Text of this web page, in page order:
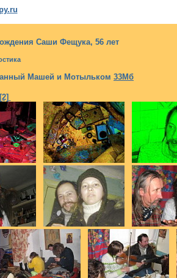
Саши Фещука, 56 лет
Машей и Мотыльком 33Мб
[2]